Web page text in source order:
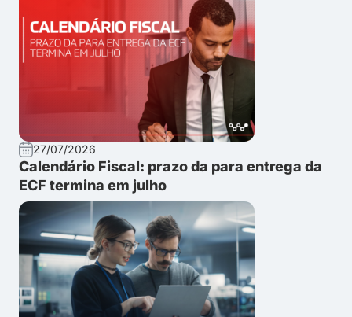
27/07/2026
Calendário Fiscal: prazo da para entrega da
ECF termina em julho